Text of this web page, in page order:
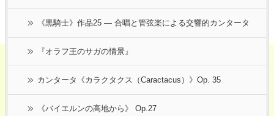
《黒騎士》作品25 ― 合唱と管弦楽による交響的カンタータ
『オラフ王のサガの情景』
カンタータ《カラクタクス（Caractacus）》Op. 35
《バイエルンの高地から》 Op.27